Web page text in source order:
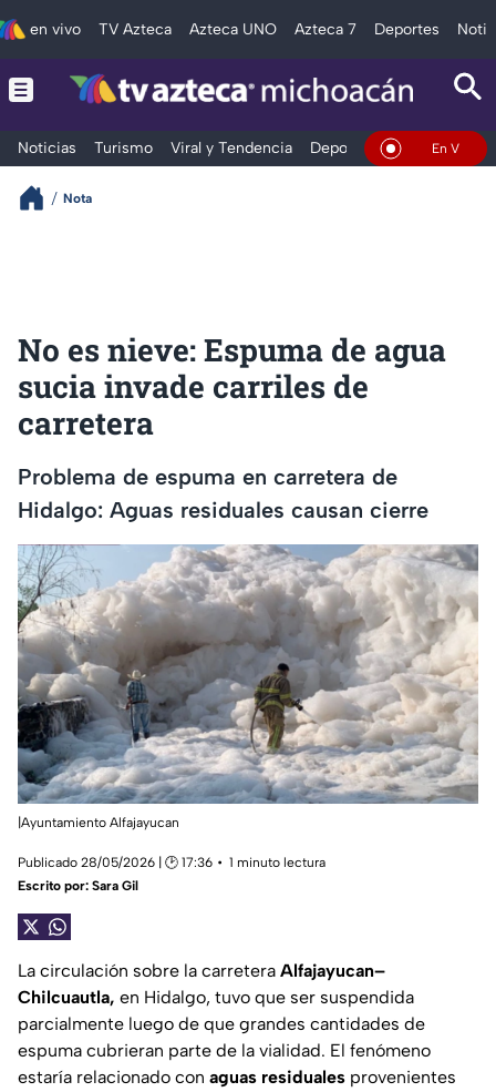
en vivo TV Azteca Azteca UNO Azteca 7 Deportes
Noticias Turismo Viral y Tendencia Deportes Espectáculos
En Vivo
Nota
No es nieve: Espuma de agua
sucia invade carriles de
carretera
Problema de espuma en carretera de
Hidalgo: Aguas residuales causan cierre
|Ayuntamiento Alfajayucan
Publicado 28/05/2026 | 🕑 17:36
1 minuto lectura
Escrito por: Sara Gil
La circulación sobre la carretera Alfajayucan–
Chilcuautla, en Hidalgo, tuvo que ser suspendida
parcialmente luego de que grandes cantidades de
espuma cubrieran parte de la vialidad. El fenómeno
estaría relacionado con aguas residuales provenientes